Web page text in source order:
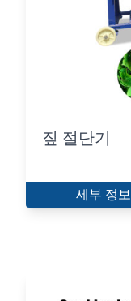
짚 절단기
세부 정보